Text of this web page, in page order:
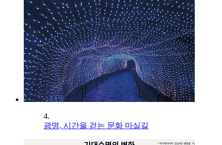
4.
광명, 시간을 걷는 문화 마실길